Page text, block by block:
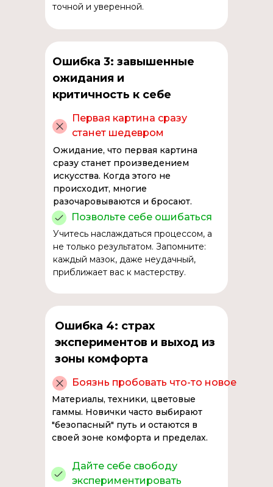
точной и уверенной.
Дайте себе свободу
экспериментировать
Боязнь пробовать что-то новое
Материалы, техники, цветовые
гаммы. Новички часто выбирают
"безопасный" путь и остаются в
своей зоне комфорта и пределах.
Ошибка 4: страх
экспериментов и выход из
зоны комфорта
Учитесь наслаждаться процессом, а
не только результатом. Запомните:
каждый мазок, даже неудачный,
приближает вас к мастерству.
Позвольте себе ошибаться
Первая картина сразу
станет шедевром
Ожидание, что первая картина
сразу станет произведением
искусства. Когда этого не
происходит, многие
разочаровываются и бросают.
Ошибка 3: завышенные
ожидания и
критичность к себе